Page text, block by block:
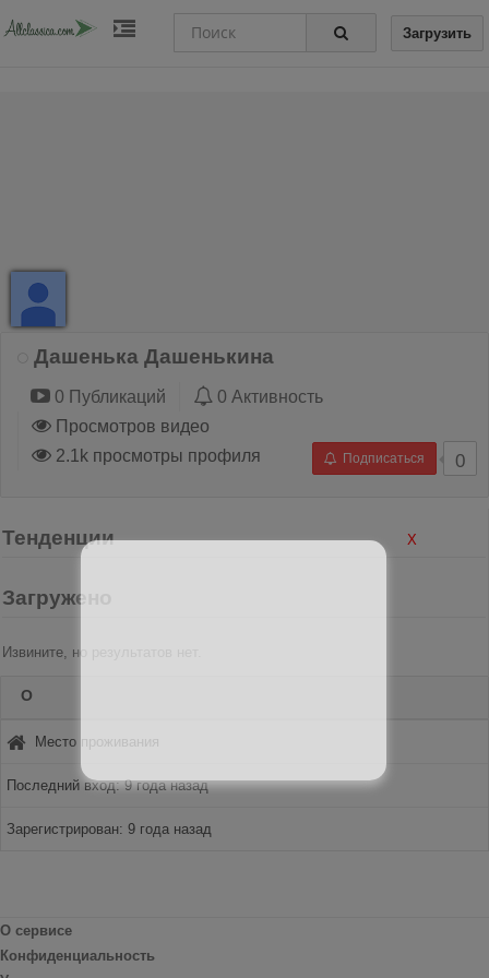
Загрузить
Дашенька Дашенькина
0 Публикаций
0 Активность
Просмотров видео
2.1k просмотры профиля
Подписаться 0
Тенденции
Загружено
Извините, но результатов нет.
О
Место проживания
Последний вход: 9 года назад
Зарегистрирован: 9 года назад
О сервисе
Конфиденциальность
X